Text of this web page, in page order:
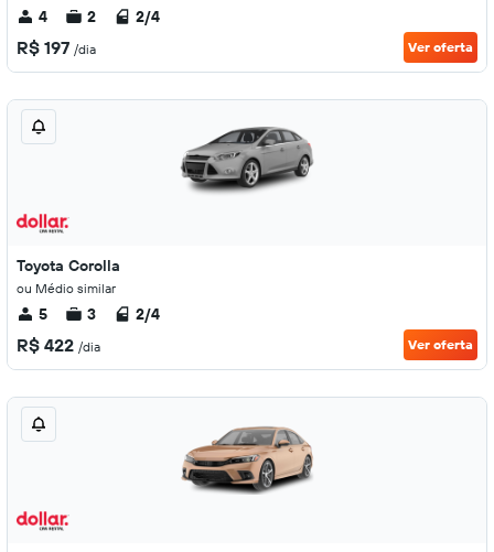
4 2 2/4
R$ 197 /dia Ver oferta
Toyota Corolla
ou Médio similar
5 3 2/4
R$ 422 /dia Ver oferta